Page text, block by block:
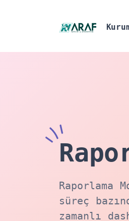
Raporlama
süreç
zamanlı